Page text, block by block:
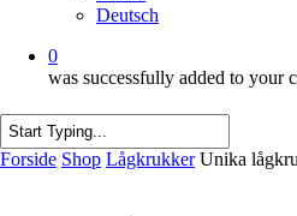
Deutsch
0
was successfully added to your
Close
Forside Shop Lågkrukker Unika